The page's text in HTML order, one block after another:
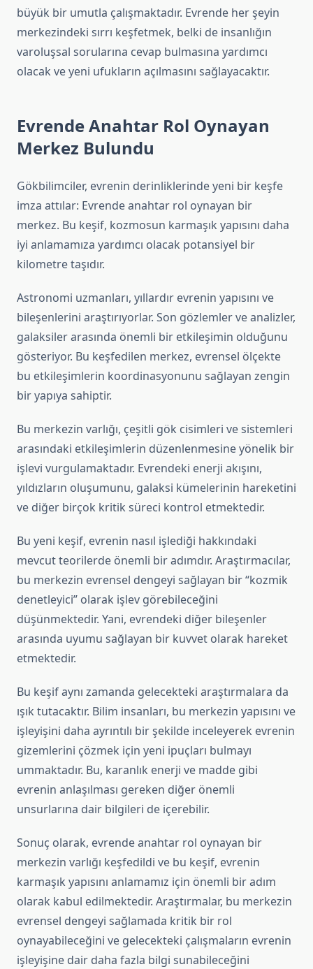
büyük bir umutla çalışmaktadır. Evrende her şeyin
merkezindeki sırrı keşfetmek, belki de insanlığın
varoluşsal sorularına cevap bulmasına yardımcı
olacak ve yeni ufukların açılmasını sağlayacaktır.
Evrende Anahtar Rol Oynayan
Merkez Bulundu
Gökbilimciler, evrenin derinliklerinde yeni bir keşfe
imza attılar: Evrende anahtar rol oynayan bir
merkez. Bu keşif, kozmosun karmaşık yapısını daha
iyi anlamamıza yardımcı olacak potansiyel bir
kilometre taşıdır.
Astronomi uzmanları, yıllardır evrenin yapısını ve
bileşenlerini araştırıyorlar. Son gözlemler ve analizler,
galaksiler arasında önemli bir etkileşimin olduğunu
gösteriyor. Bu keşfedilen merkez, evrensel ölçekte
bu etkileşimlerin koordinasyonunu sağlayan zengin
bir yapıya sahiptir.
Bu merkezin varlığı, çeşitli gök cisimleri ve sistemleri
arasındaki etkileşimlerin düzenlenmesine yönelik bir
işlevi vurgulamaktadır. Evrendeki enerji akışını,
yıldızların oluşumunu, galaksi kümelerinin hareketini
ve diğer birçok kritik süreci kontrol etmektedir.
Bu yeni keşif, evrenin nasıl işlediği hakkındaki
mevcut teorilerde önemli bir adımdır. Araştırmacılar,
bu merkezin evrensel dengeyi sağlayan bir “kozmik
denetleyici” olarak işlev görebileceğini
düşünmektedir. Yani, evrendeki diğer bileşenler
arasında uyumu sağlayan bir kuvvet olarak hareket
etmektedir.
Bu keşif aynı zamanda gelecekteki araştırmalara da
ışık tutacaktır. Bilim insanları, bu merkezin yapısını ve
işleyişini daha ayrıntılı bir şekilde inceleyerek evrenin
gizemlerini çözmek için yeni ipuçları bulmayı
ummaktadır. Bu, karanlık enerji ve madde gibi
evrenin anlaşılması gereken diğer önemli
unsurlarına dair bilgileri de içerebilir.
Sonuç olarak, evrende anahtar rol oynayan bir
merkezin varlığı keşfedildi ve bu keşif, evrenin
karmaşık yapısını anlamamız için önemli bir adım
olarak kabul edilmektedir. Araştırmalar, bu merkezin
evrensel dengeyi sağlamada kritik bir rol
oynayabileceğini ve gelecekteki çalışmaların evrenin
işleyişine dair daha fazla bilgi sunabileceğini